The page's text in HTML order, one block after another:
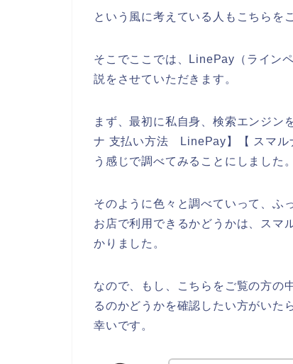
という風に考えている人もこちらを
そこでここでは、LinePay（ライン
説をさせていただきます。
まず、最初に私自身、検索エンジ
ナ 支払い方法 LinePay】【 スマ
う感じで調べてみることにしました。
そのように色々と調べていって、ふ
お店で利用できるかどうかは、スマ
かりました。
なので、もし、こちらをご覧の方の
るのかどうかを確認したい方がいた
幸いです。